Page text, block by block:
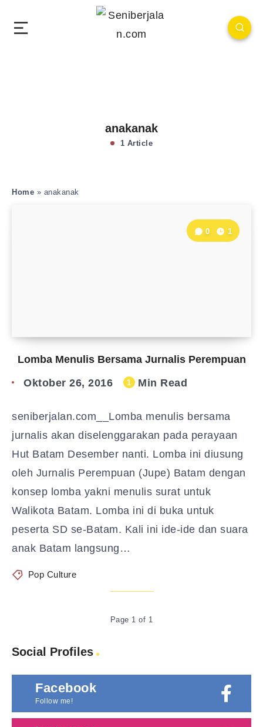
anakanak
1 Article
Home » anakanak
Lomba Menulis Bersama Jurnalis Perempuan
0 1
Oktober 26, 2016 1 Min Read
seniberjalan.com__Lomba menulis bersama
jurnalis akan diselenggarakan pada perayaan
Hut Batam Desember nanti. Lomba ini diusung
oleh Jurnalis Perempuan (Jupe) Batam dengan
konsep lomba yakni menulis surat untuk
Walikota Batam. Lomba ini di buka untuk
peserta SD se-Batam. Kali ini ide-ide dan suara
anak Batam langsung…
Pop Culture
Page 1 of 1
Social Profiles
Facebook
Follow me!